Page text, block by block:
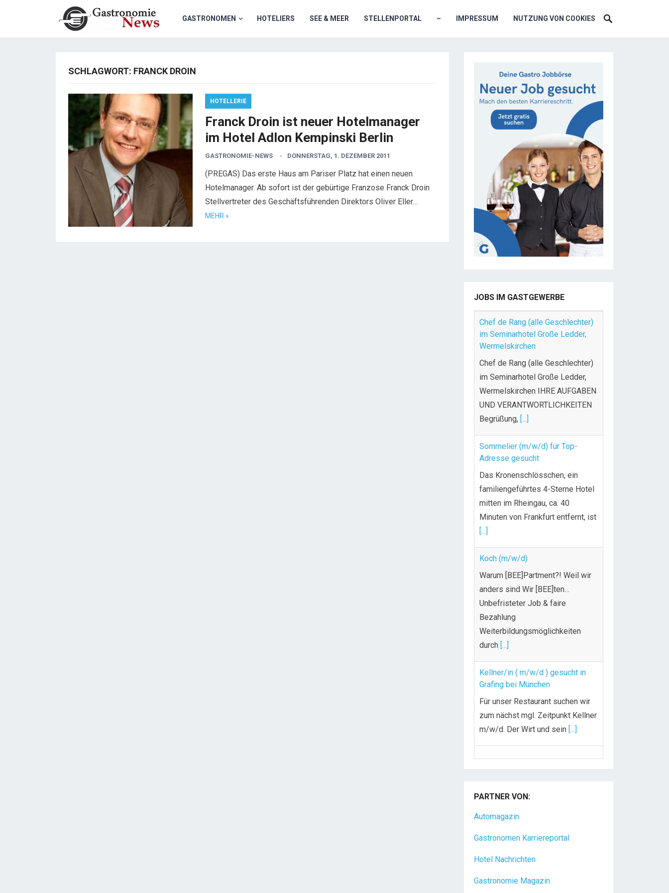
GASTRONOMEN HOTELIERS SEE & MEER STELLENPORTAL – IMPRESSUM NUTZUNG VON COOKIES
SCHLAGWORT: FRANCK DROIN
HOTELLERIE
Franck Droin ist neuer Hotelmanager
im Hotel Adlon Kempinski Berlin
GASTRONOMIE-NEWS DONNERSTAG, 1. DEZEMBER 2011
(PREGAS) Das erste Haus am Pariser Platz hat einen neuen
Hotelmanager. Ab sofort ist der gebürtige Franzose Franck Droin
Stellvertreter des Geschäftsführenden Direktors Oliver Eller…
MEHR »
JOBS IM GASTGEWERBE
Chef de Rang (alle Geschlechter)
im Seminarhotel Große Ledder,
Wermelskirchen
Chef de Rang (alle Geschlechter)
im Seminarhotel Große Ledder,
Wermelskirchen IHRE AUFGABEN
UND VERANTWORTLICHKEITEN
Begrüßung, [...]
Sommelier (m/w/d) für Top-
Adresse gesucht
Das Kronenschlösschen, ein
familiengeführtes 4-Sterne Hotel
mitten im Rheingau, ca. 40
Minuten von Frankfurt entfernt, ist
[...]
Koch (m/w/d)
Warum [BEE]Partment?! Weil wir
anders sind Wir [BEE]ten…
Unbefristeter Job & faire
Bezahlung
Weiterbildungsmöglichkeiten
durch [...]
Kellner/in ( m/w/d ) gesucht in
Grafing bei München
Für unser Restaurant suchen wir
zum nächst mgl. Zeitpunkt Kellner
m/w/d. Der Wirt und sein [...]
Chef de Rang (m/w/d) gesucht –
Urlaubsfeeling Chef de Rang
(m/w/d) Du bist Gastgeber aus